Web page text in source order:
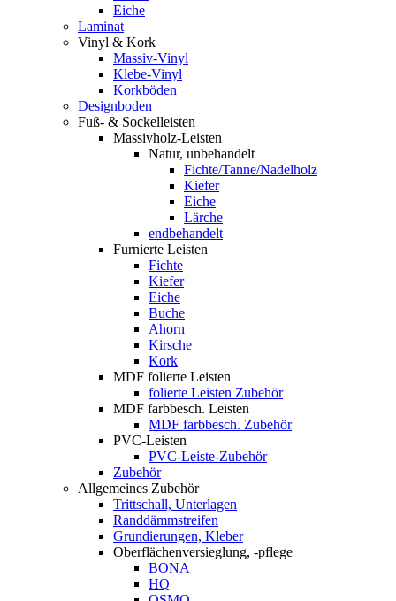
Eiche
Laminat
Vinyl & Kork
Massiv-Vinyl
Klebe-Vinyl
Korkböden
Designboden
Fuß- & Sockelleisten
Massivholz-Leisten
Natur, unbehandelt
Fichte/Tanne/Nadelholz
Kiefer
Eiche
Lärche
endbehandelt
Furnierte Leisten
Fichte
Kiefer
Eiche
Buche
Ahorn
Kirsche
Kork
MDF folierte Leisten
folierte Leisten Zubehör
MDF farbbesch. Leisten
MDF farbbesch. Zubehör
PVC-Leisten
PVC-Leiste-Zubehör
Zubehör
Allgemeines Zubehör
Trittschall, Unterlagen
Randdämmstreifen
Grundierungen, Kleber
Oberflächenversieglung, -pflege
BONA
HQ